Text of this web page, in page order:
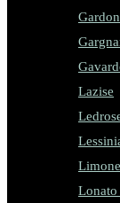
Lazise
Lonato